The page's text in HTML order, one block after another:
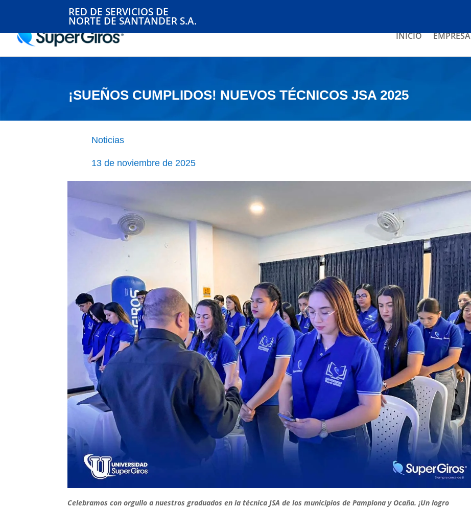
RED DE SERVICIOS DE
NORTE DE SANTANDER S.A.
INICIO EMPRESA
¡SUEÑOS CUMPLIDOS! NUEVOS TÉCNICOS JSA 2025
Noticias
13 de noviembre de 2025
Celebramos con orgullo a nuestros graduados en la técnica JSA de los municipios de Pamplona y Ocaña. ¡Un logro